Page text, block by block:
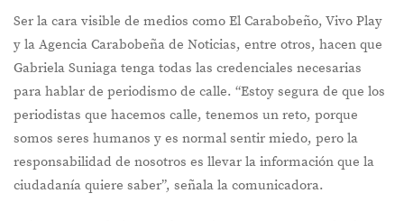
Ser la cara visible de medios como El Carabobeño, Vivo Play
y la Agencia Carabobeña de Noticias, entre otros, hacen que
Gabriela Suniaga tenga todas las credenciales necesarias
para hablar de periodismo de calle. “Estoy segura de que los
periodistas que hacemos calle, tenemos un reto, porque
somos seres humanos y es normal sentir miedo, pero la
responsabilidad de nosotros es llevar la información que la
ciudadanía quiere saber”, señala la comunicadora.